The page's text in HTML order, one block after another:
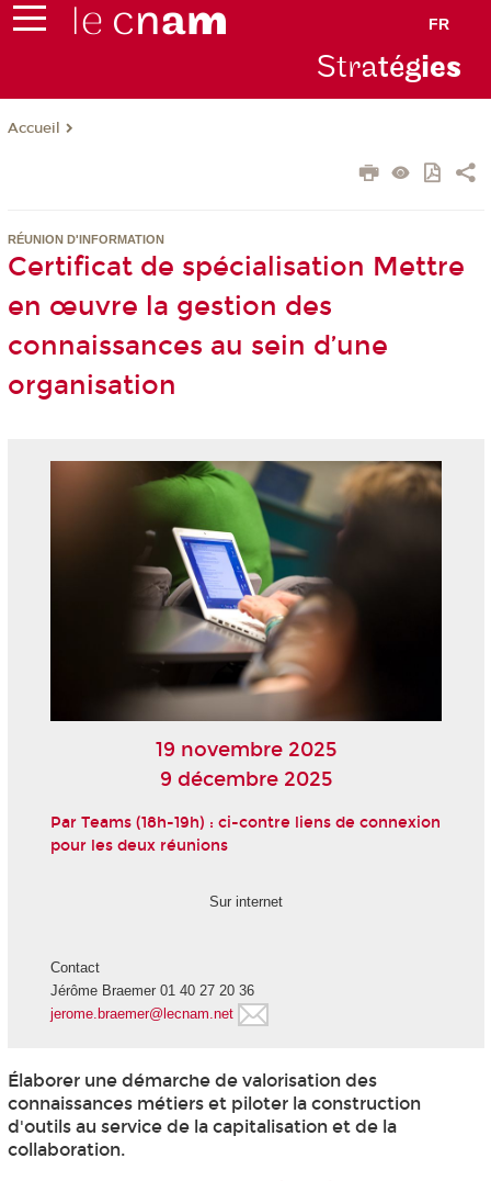
FR
Stratégies
Accueil
RÉUNION D'INFORMATION
Certificat de spécialisation Mettre
en œuvre la gestion des
connaissances au sein d’une
organisation
19 novembre 2025
9 décembre 2025
Par Teams (18h-19h) : ci-contre liens de connexion
pour les deux réunions
Sur internet
Contact
Jérôme Braemer 01 40 27 20 36
jerome.braemer@lecnam.net
Élaborer une démarche de valorisation des
connaissances métiers et piloter la construction
d'outils au service de la capitalisation et de la
collaboration.